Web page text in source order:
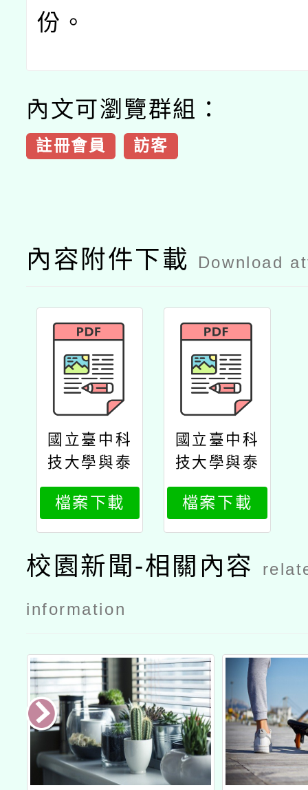
份。
內文可瀏覽群組：
註冊會員 訪客
內容附件下載 Download
國立臺中科
技大學與泰
國朱拉隆功
大學合作辦
理「cutfl泰
語能力檢定
測驗」
檔案下載
國立臺中科
技大學與泰
國朱拉隆功
大學合作辦
理「cutfl泰
語能力檢定
測驗」公文
檔案下載
校園新聞-相關內容
information